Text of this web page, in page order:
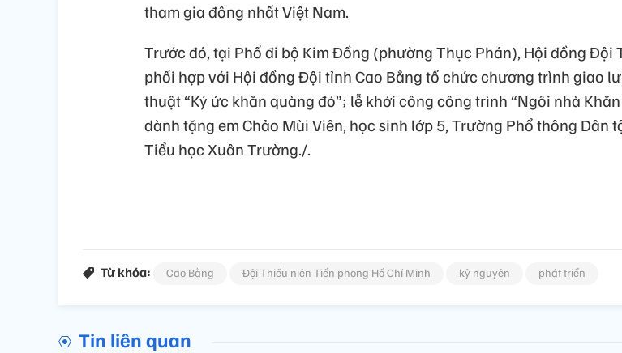
tham gia đông nhất Việt Nam.
Trước đó, tại Phố đi bộ Kim Đồng (phường Thục Phán), Hội đồng Đội
phối hợp với Hội đồng Đội tỉnh Cao Bằng tổ chức chương trình giao
thuật “Ký ức khăn quàng đỏ”; lễ khởi công công trình “Ngôi nhà
dành tặng em Chảo Mùi Viên, học sinh lớp 5, Trường Phổ thông Dân
Tiểu học Xuân Trường./.
Từ khóa: Cao Bằng Đội Thiếu niên Tiền phong Hồ Chí Minh kỷ nguyên phát triển
Tin liên quan